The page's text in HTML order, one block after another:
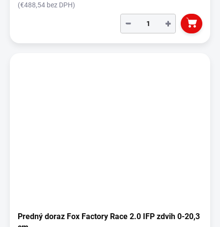
(€488,54 bez DPH)
+
−
Predný doraz Fox Factory Race 2.0 IFP zdvih 0-20,3